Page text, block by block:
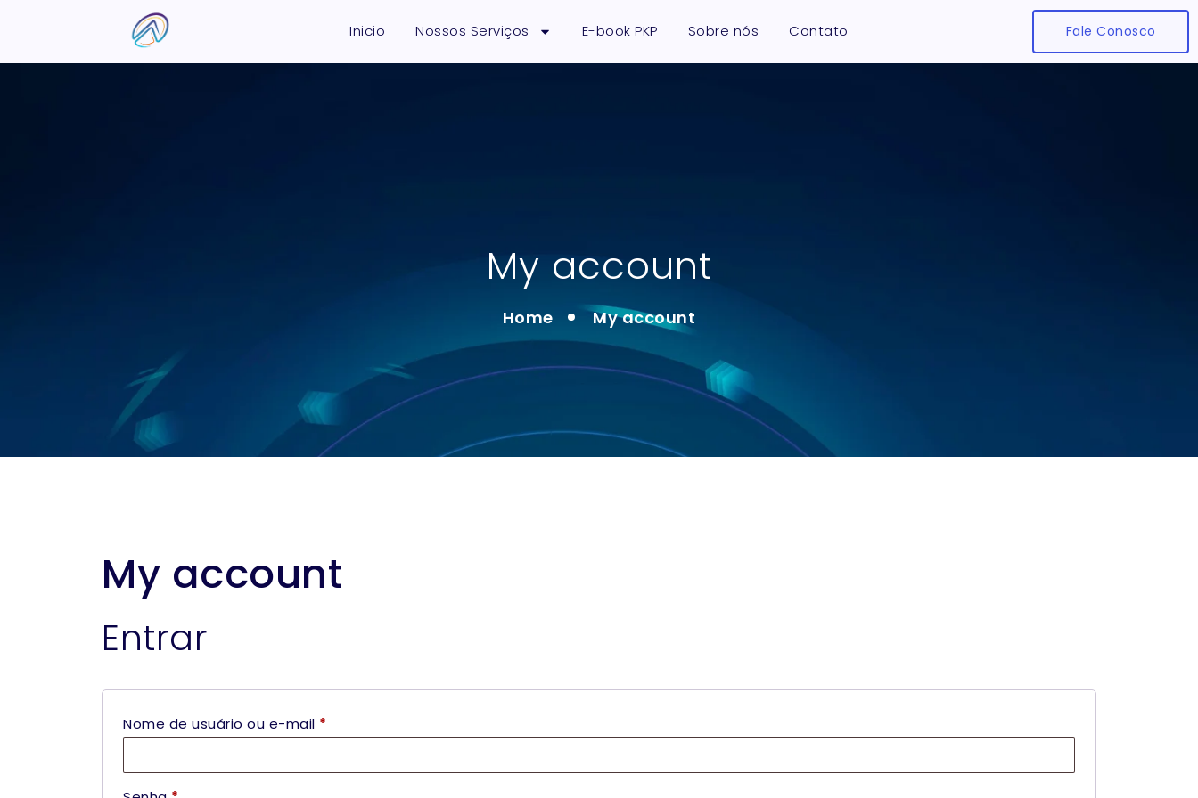
Inicio Nossos Serviços E-book PKP Sobre nós Contato Fale Conosco
My account
Home My account
My account
Entrar
Nome de usuário ou e-mail *